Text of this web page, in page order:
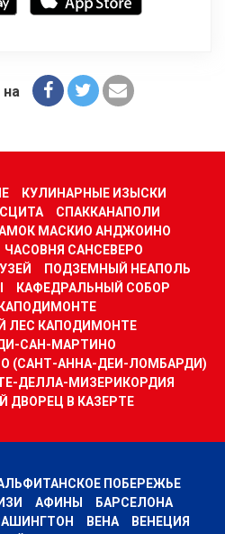
КУЛИНАРНЫЕ ИЗЫСКИ
СПАККАНАПОЛИ
МАСКИО АНДЖОИНО
ЧАСОВНЯ САНСЕВЕРО
ПОДЗЕМНЫЙ НЕАПОЛЬ
КАФЕДРАЛЬНЫЙ СОБОР
ЛЕС КАПОДИМОНТЕ
САН-МАРТИНО
(САНТ-АННА-ДЕИ-ЛОМБАРДИ)
ДЕЛЛА-МИЗЕРИКОРДИЯ
ДВОРЕЦ В КАЗЕРТЕ
ПОБЕРЕЖЬЕ
АФИНЫ
БАРСЕЛОНА
ВЕНА
ВЕНЕЦИЯ